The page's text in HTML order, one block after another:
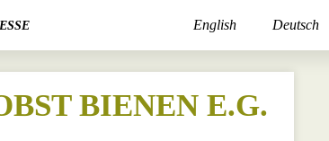
English Deutsch
BIENEN E.G.